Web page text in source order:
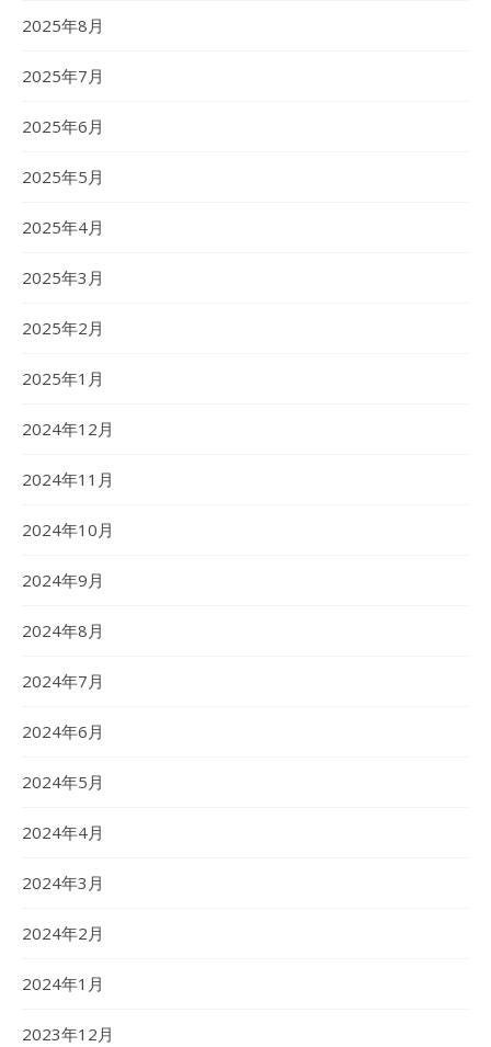
2025年8月
2025年7月
2025年6月
2025年5月
2025年4月
2025年3月
2025年2月
2025年1月
2024年12月
2024年11月
2024年10月
2024年9月
2024年8月
2024年7月
2024年6月
2024年5月
2024年4月
2024年3月
2024年2月
2024年1月
2023年12月